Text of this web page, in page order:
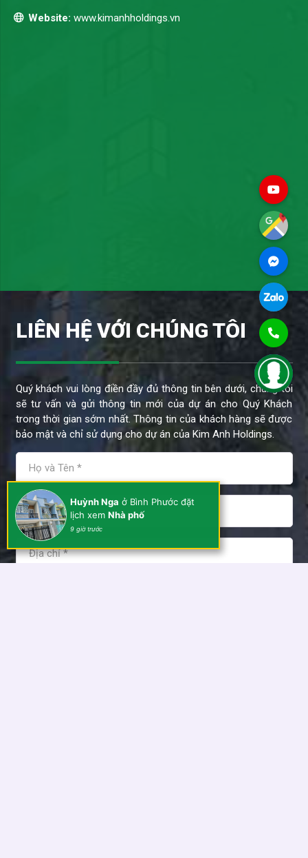
LIÊN HỆ VỚI CHÚNG TÔI
Quý khách vui lòng điền đầy đủ thông tin bên dưới, chúng tôi
sẽ tư vấn và gửi thông tin mới của dự án cho Quý Khách
trong thời gian sớm nhất. Thông tin của khách hàng sẽ được
bảo mật và chỉ sử dụng cho dự án của Kim Anh Holdings.
Website: www.kimanhholdings.vn
Huỳnh Nga ở Bình Phước đặt
lịch xem Nhà phố
9 giờ trước